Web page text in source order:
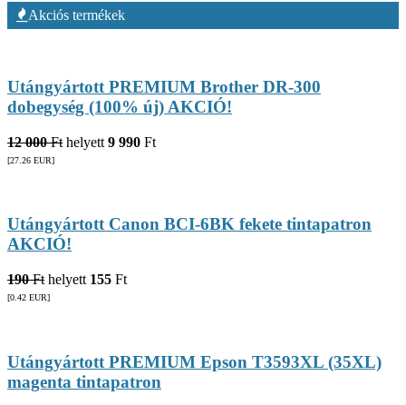
Akciós termékek
Utángyártott PREMIUM Brother DR-300
dobegység (100% új) AKCIÓ!
12 000 Ft helyett 9 990 Ft
[27.26 EUR]
Utángyártott Canon BCI-6BK fekete tintapatron
AKCIÓ!
190 Ft helyett 155 Ft
[0.42 EUR]
Utángyártott PREMIUM Epson T3593XL (35XL)
magenta tintapatron